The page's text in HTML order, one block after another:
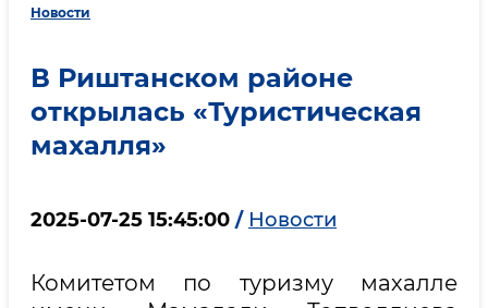
Новости
В Риштанском районе
открылась «Туристическая
махалля»
2025-07-25 15:45:00 / Новости
Комитетом по туризму махалле